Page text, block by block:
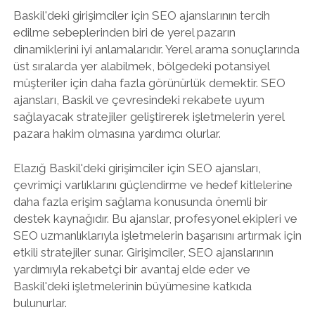
Baskil'deki girişimciler için SEO ajanslarının tercih
edilme sebeplerinden biri de yerel pazarın
dinamiklerini iyi anlamalarıdır. Yerel arama sonuçlarında
üst sıralarda yer alabilmek, bölgedeki potansiyel
müşteriler için daha fazla görünürlük demektir. SEO
ajansları, Baskil ve çevresindeki rekabete uyum
sağlayacak stratejiler geliştirerek işletmelerin yerel
pazara hakim olmasına yardımcı olurlar.
Elazığ Baskil'deki girişimciler için SEO ajansları,
çevrimiçi varlıklarını güçlendirme ve hedef kitlelerine
daha fazla erişim sağlama konusunda önemli bir
destek kaynağıdır. Bu ajanslar, profesyonel ekipleri ve
SEO uzmanlıklarıyla işletmelerin başarısını artırmak için
etkili stratejiler sunar. Girişimciler, SEO ajanslarının
yardımıyla rekabetçi bir avantaj elde eder ve
Baskil'deki işletmelerinin büyümesine katkıda
bulunurlar.